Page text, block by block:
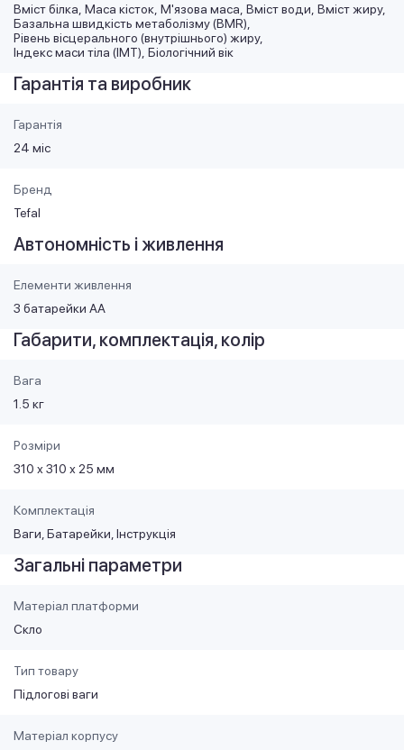
Вміст білка Маса кісток М'язова маса Вміст води Вміст жиру
Базальна швидкість метаболізму (BMR)
Рівень вісцерального (внутрішнього) жиру
Індекс маси тіла (ІМТ) Біологічний вік
Гарантія та виробник
Гарантія
24 міс
Бренд
Tefal
Автономність і живлення
Елементи живлення
3 батарейки АА
Габарити, комплектація, колір
Вага
1.5 кг
Розміри
310 х 310 х 25 мм
Комплектація
Ваги, Батарейки, Інструкція
Загальні параметри
Матеріал платформи
Скло
Тип товару
Підлогові ваги
Матеріал корпусу